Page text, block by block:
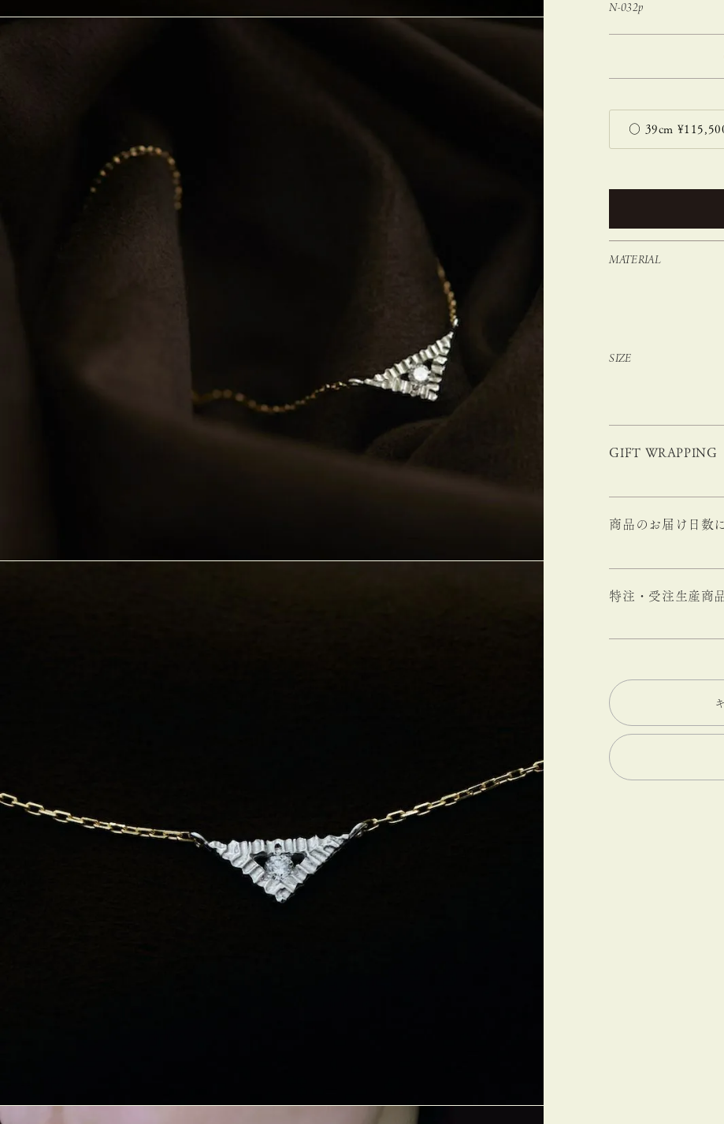
N-032p
MATERIAL
SIZE
GIFT WRAPPING
商品のお届け日数
特注・受注生産商